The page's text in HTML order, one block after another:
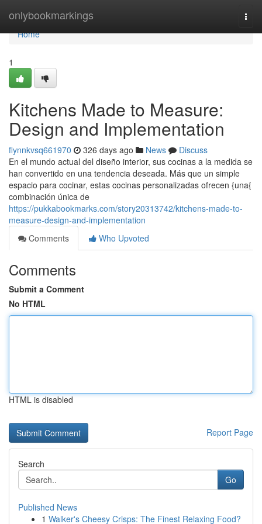
onlybookmarkings
Home
Home
1
Kitchens Made to Measure:
Design and Implementation
flynnkvsq661970 326 days ago News
Discuss
En el mundo actual del diseño interior, sus cocinas a la medida se
han convertido en una tendencia deseada. Más que un simple
espacio para cocinar, estas cocinas personalizadas ofrecen {una{
combinación única de
https://pukkabookmarks.com/story20313742/kitchens-made-to-
measure-design-and-implementation
Comments
Who Upvoted
Comments
Submit a Comment
No HTML
HTML is disabled
Report Page
Search
Go
Published News
1 Walker's Cheesy Crisps: The Finest Relaxing Food?